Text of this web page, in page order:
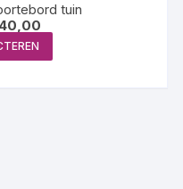
tuin
Prijsklasse:
€20,00
€40,00
product